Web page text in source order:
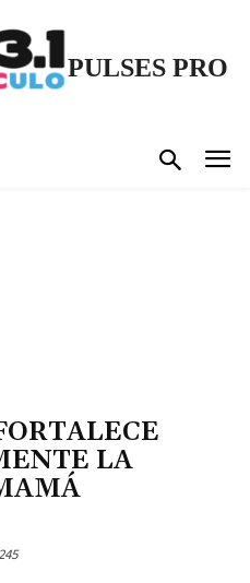
PULSES PRO
LA